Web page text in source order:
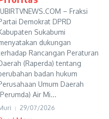
– Fraksi
Demokrat DPRD
Sukabumi
dukungan
Rancangan Peraturan
(Raperda) tentang
badan hukum
Umum Daerah
Air Mi...
29/07/2026